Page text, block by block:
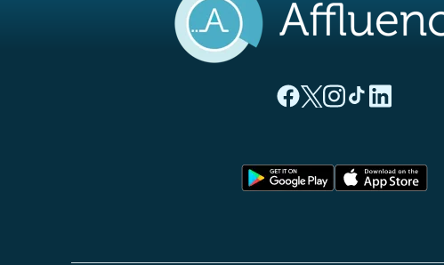
(tab newydd)
(tab newydd)
(tab newydd)
(tab newydd)
(tab newydd)